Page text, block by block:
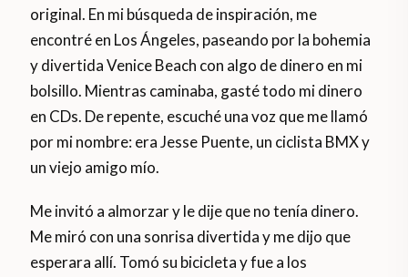
original. En mi búsqueda de inspiración, me
encontré en Los Ángeles, paseando por la bohemia
y divertida Venice Beach con algo de dinero en mi
bolsillo. Mientras caminaba, gasté todo mi dinero
en CDs. De repente, escuché una voz que me llamó
por mi nombre: era Jesse Puente, un ciclista BMX y
un viejo amigo mío.
Me invitó a almorzar y le dije que no tenía dinero.
Me miró con una sonrisa divertida y me dijo que
esperara allí. Tomó su bicicleta y fue a los